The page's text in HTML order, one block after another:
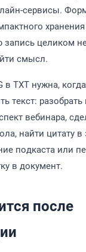
сервисы.
целиком
смысл.
в TXT нужна,
текст:
вебинара,
найти цитату в
подкаста или
в документ.
после